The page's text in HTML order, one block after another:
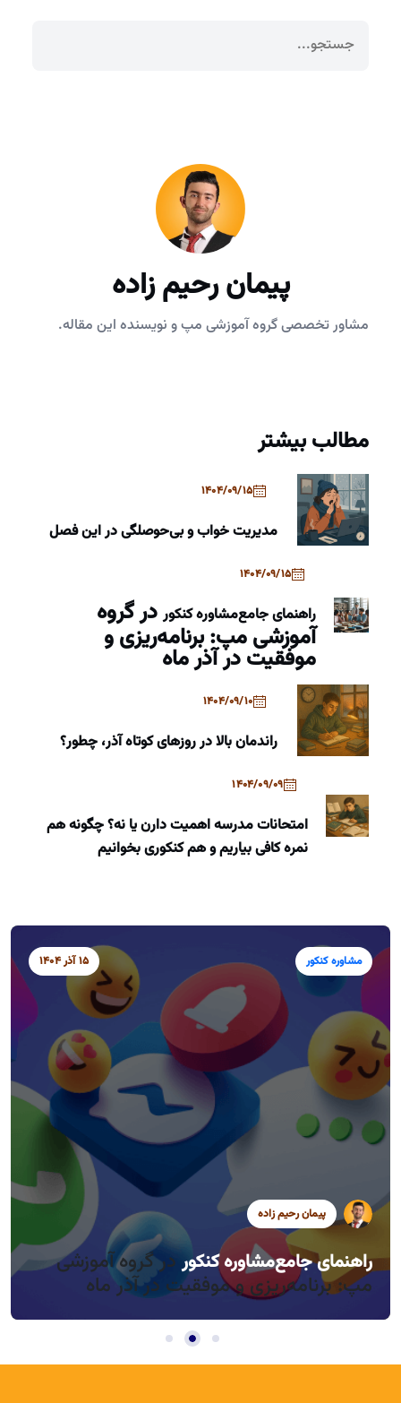
پیمان رحیم زاده
مشاور تخصصی گروه آموزشی مپ و نویسنده این مقاله.
مطالب بیشتر
1404/09/15
مدیریت خواب و بی‌حوصلگی در این فصل
1404/09/15
راهنمای جامعمشاوره کنکوردر گروه
آموزشی مپ: برنامه‌ریزی و
موفقیت در آذر ماه
1404/09/10
راندمان بالا در روزهای کوتاه آذر، چطور؟
1404/09/09
امتحانات مدرسه اهمیت دارن یا نه؟ چگونه هم
نمره کافی بیاریم و هم کنکوری بخوانیم
سید محمد موسوی
مدیریت خواب و بی‌حوصلگی در این فصل
مشاوره کنکور 15 آذر 1404
پیمان رحیم زاده
راهنمای جامعمشاوره کنکوردر گروه آموزشی
مپ: برنامه‌ریزی و موفقیت در آذر ماه
سید محمد موسوی
راندمان بالا در روزهای کوتاه آذر، چطور؟